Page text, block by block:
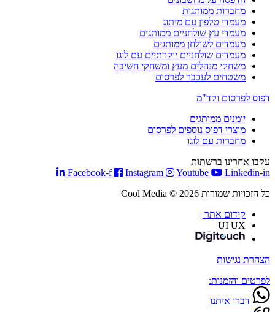
מחברות ממותגות
מעמדי טלפון עם מיתוג
מעמדי עץ שולחניים ממותגים
מעמדים לשולחן ממותגים
מעמדים שולחניים יוקרתיים עם לוגו
משחקי מנהלים מעץ ומשחקי חשיבה
משטחים לעכבר לפרסום
דפוס לפרסום וקד"מ
יומנים ממותגים
מוצרי דפוס נוספים לפרסום
מחברות עם לוגו
עקבו אחרינו ברשתות
Facebook-f
Instagram Youtube
Linkedin-in
כל הזכויות שמורות Cool Media © 2026
קידום אתר |
UI UX
הצהרת נגישות
לפרטים והזמנות:
דברו איתנו